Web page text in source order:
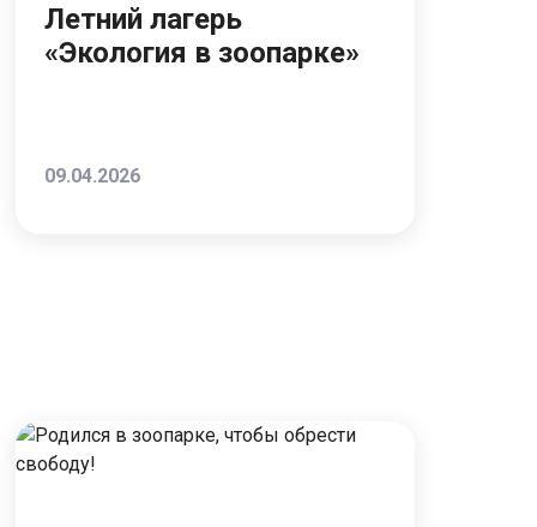
Летний лагерь
«Экология в зоопарке»
09.04.2026